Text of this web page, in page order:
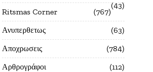
43
Ritsmas Corner
767
Ανυπερθετως
63
Αποχρωσεις
784
Αρθρογράφοι
112